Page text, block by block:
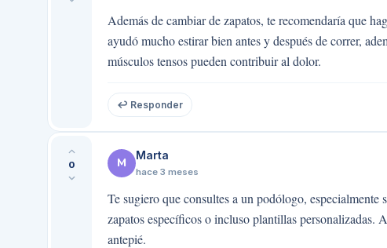
Además de cambiar de zapatos, te recomendaría que
ayudó mucho estirar bien antes y después de correr,
músculos tensos pueden contribuir al dolor.
↩ Responder
0 M
Marta
hace 3 meses
Te sugiero que consultes a un podólogo,
zapatos específicos o incluso plantillas personalizadas.
antepié.